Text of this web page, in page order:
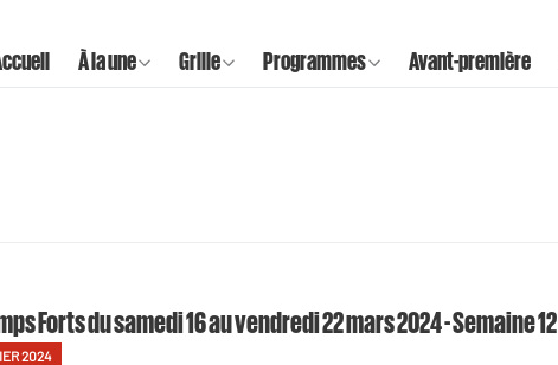
À la une Grille Programmes Avant-première
Forts du samedi 16 au vendredi 22 mars 2024 - Semaine 12
2024